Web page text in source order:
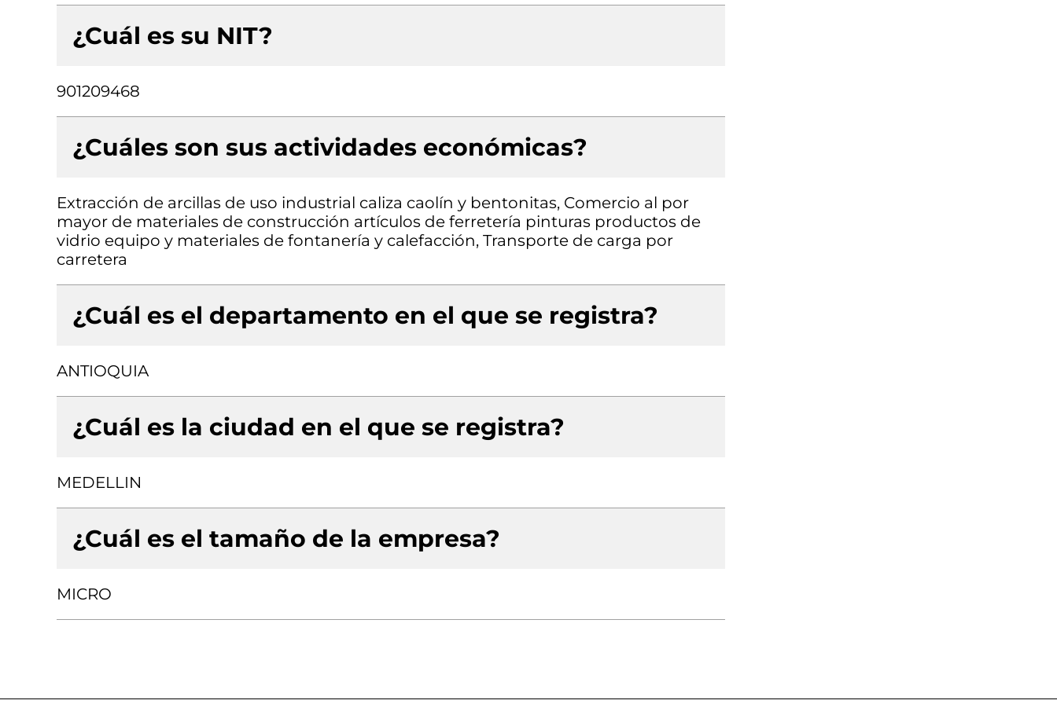
¿Cuál es su NIT?
901209468
¿Cuáles son sus actividades económicas?
Extracción de arcillas de uso industrial caliza caolín y bentonitas, Comercio al por
mayor de materiales de construcción artículos de ferretería pinturas productos de
vidrio equipo y materiales de fontanería y calefacción, Transporte de carga por
carretera
¿Cuál es el departamento en el que se registra?
ANTIOQUIA
¿Cuál es la ciudad en el que se registra?
MEDELLIN
¿Cuál es el tamaño de la empresa?
MICRO